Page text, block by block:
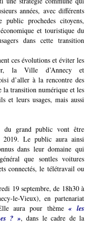
années, avec différents
prochedes citoyens,
et touristique du
dans cette transition
ces évolutions et éviter les
la Ville d’Annecy et
d’aller à la rencontre des
la transition numérique et les
et leurs usages, mais aussi
du grand public vont être
2019. Le public aura ainsi
dans leur domaine qui
que sontles voitures
connectés, le télétravail ou
19 septembre, de 18h30 à
le-Vieux), en partenariat
aura pour thème« les
? », dans le cadre de la